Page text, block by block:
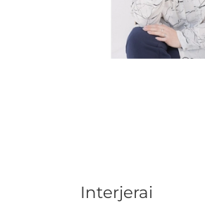
Interjerai